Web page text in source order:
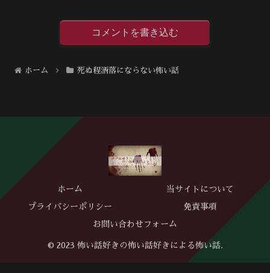
コメントを書き込む
ホーム 死ぬ程洒落にならない怖い話
ホーム 当サイトについて
プライバシーポリシー 免責事項
お問い合わせフォーム
© 2023 怖い話好きの怖い話好きによる怖い話.